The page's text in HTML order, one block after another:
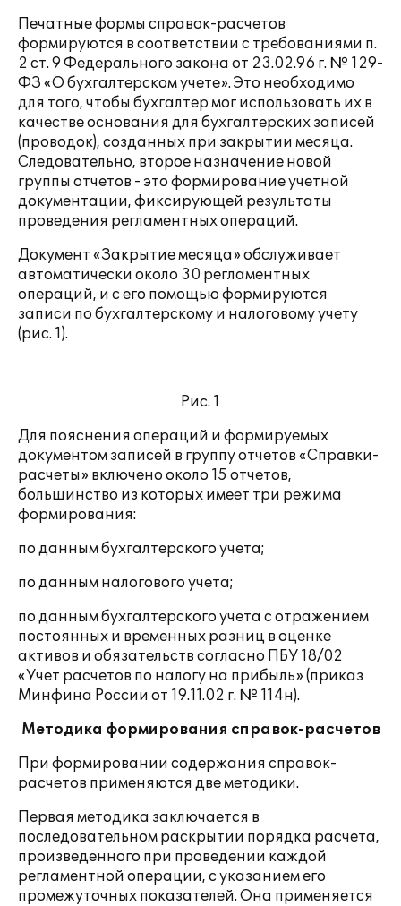
Печатные формы справок-расчетов
формируются в соответствии с требованиями п.
2 ст. 9 Федерального закона от 23.02.96 г. № 129-
ФЗ «О бухгалтерском учете». Это необходимо
для того, чтобы бухгалтер мог использовать их в
качестве основания для бухгалтерских записей
(проводок), созданных при закрытии месяца.
Следовательно, второе назначение новой
группы отчетов - это формирование учетной
документации, фиксирующей результаты
проведения регламентных операций.
Документ «Закрытие месяца» обслуживает
автоматически около 30 регламентных
операций, и с его помощью формируются
записи по бухгалтерскому и налоговому учету
(рис. 1).
Рис. 1
Для пояснения операций и формируемых
документом записей в группу отчетов «Справки-
расчеты» включено около 15 отчетов,
большинство из которых имеет три режима
формирования:
по данным бухгалтерского учета;
по данным налогового учета;
по данным бухгалтерского учета с отражением
постоянных и временных разниц в оценке
активов и обязательств согласно ПБУ 18/02
«Учет расчетов по налогу на прибыль» (приказ
Минфина России от 19.11.02 г. № 114н).
Методика формирования справок-расчетов
При формировании содержания справок-
расчетов применяются две методики.
Первая методика заключается в
последовательном раскрытии порядка расчета,
произведенного при проведении каждой
регламентной операции, с указанием его
промежуточных показателей. Она применяется